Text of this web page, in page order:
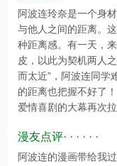
阿波连玲奈是一个身
与他人之间的距离。
种距离感。有一天，
皮，以此为契机两人
而太近”，阿波连同学
的距离也把握不好了
爱情喜剧的大幕再次拉
漫友点评· · · · · ·
阿波连的漫画带给我